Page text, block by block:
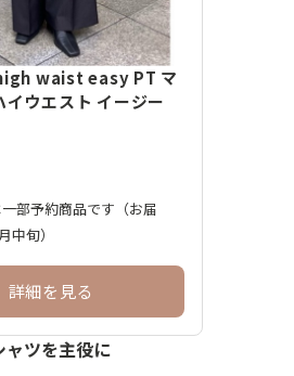
waist easy PT マ
イウエスト イージー
部予約商品です（お届
中旬）
詳細を見る
ツを主役に